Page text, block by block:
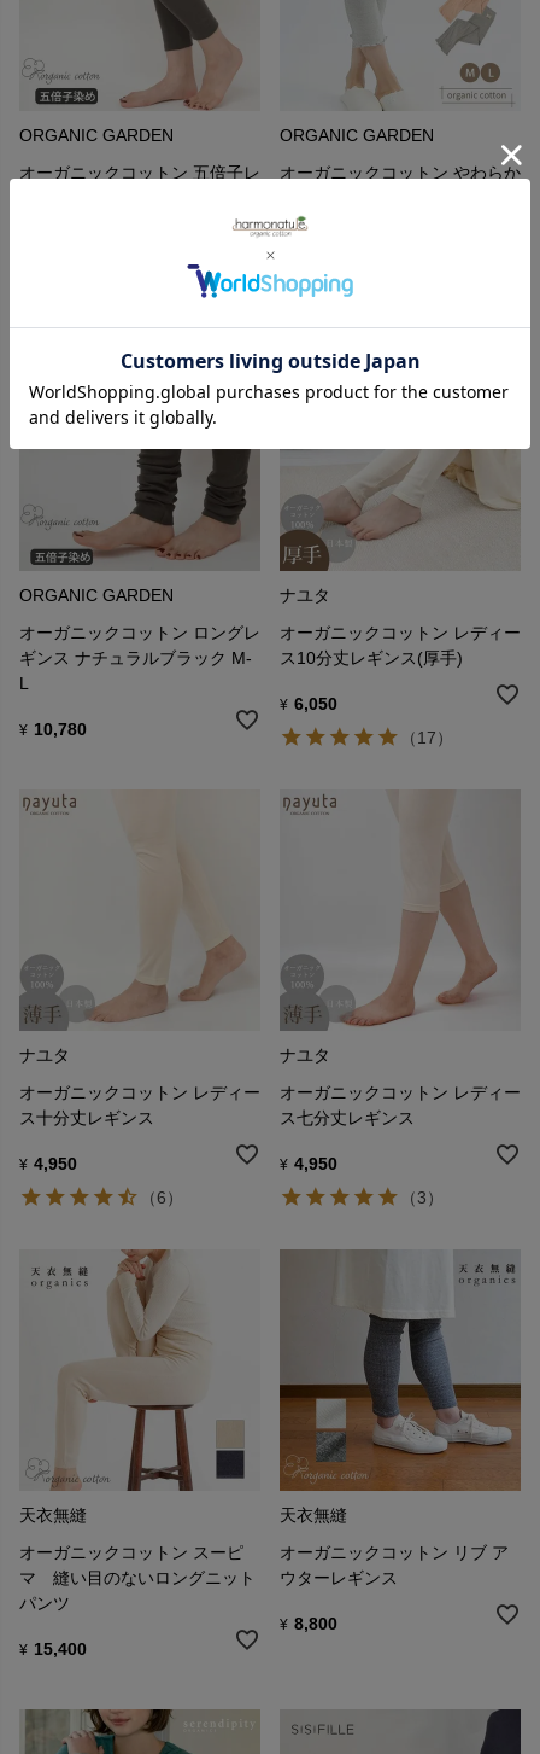
ORGANIC GARDEN
オーガニックコットン 五倍子レ
ORGANIC GARDEN
オーガニックコットン やわらか
ORGANIC GARDEN
オーガニックコットン ロングレ
ギンス ナチュラルブラック M-
L
¥ 10,780
ナユタ
オーガニックコットン レディー
ス10分丈レギンス(厚手)
¥ 6,050
（17）
ナユタ
オーガニックコットン レディー
ス十分丈レギンス
¥ 4,950
（6）
ナユタ
オーガニックコットン レディー
ス七分丈レギンス
¥ 4,950
（3）
天衣無縫
オーガニックコットン スーピ
マ 縫い目のないロングニット
パンツ
¥ 15,400
天衣無縫
オーガニックコットン リブ ア
ウターレギンス
¥ 8,800